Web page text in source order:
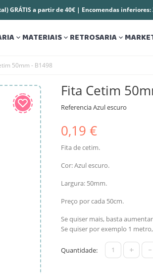
GRÁTIS a partir de 40€ | Encomendas inferiores:
 MATERIAIS RETROSARIA
50mm - B1498
Fita Cetim
ReferenciaAzul escuro
0,19 €
Fita de cetim.
Cor: Azul escuro.
Largura: 50mm.
Preço por cada 50cm.
Se quiser mais, basta
Se quiser por exemplo 1
Quantidade: + -